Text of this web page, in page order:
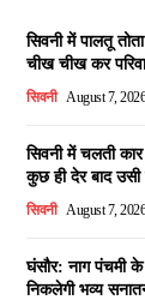
सिवनी में पालतू
चीख चीख कर
सिवनी August 7, 2026
सिवनी में चलती
कुछ ही देर बाद उसी
सिवनी August 7, 2026
घंसौर: नाग पंचमी
निकलेगी भव्य